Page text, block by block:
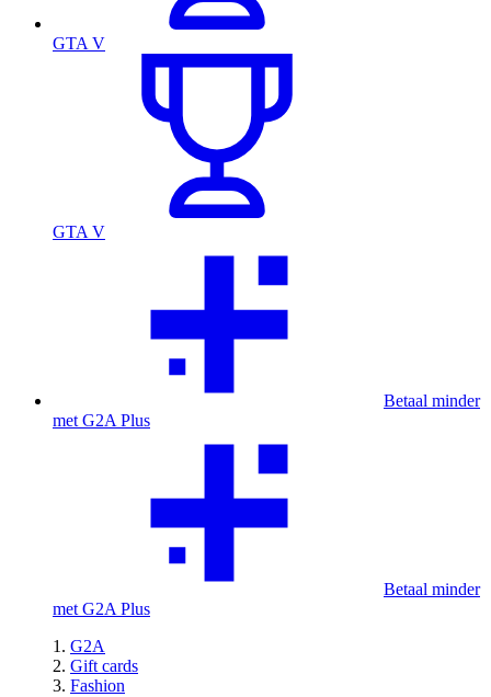
GTA V
GTA V
Betaal minder
met G2A Plus
Betaal minder
met G2A Plus
G2A
Gift cards
Fashion